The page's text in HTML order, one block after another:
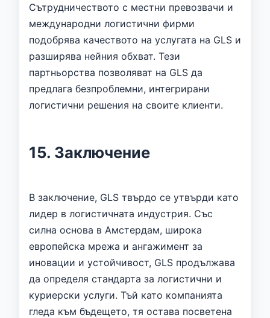
Сътрудничеството с местни превозвачи и
международни логистични фирми
подобрява качеството на услугата на GLS и
разширява нейния обхват. Тези
партньорства позволяват на GLS да
предлага безпроблемни, интегрирани
логистични решения на своите клиенти.
15. Заключение
В заключение, GLS твърдо се утвърди като
лидер в логистичната индустрия. Със
силна основа в Амстердам, широка
европейска мрежа и ангажимент за
иновации и устойчивост, GLS продължава
да определя стандарта за логистични и
куриерски услуги. Тъй като компанията
гледа към бъдещето, тя остава посветена